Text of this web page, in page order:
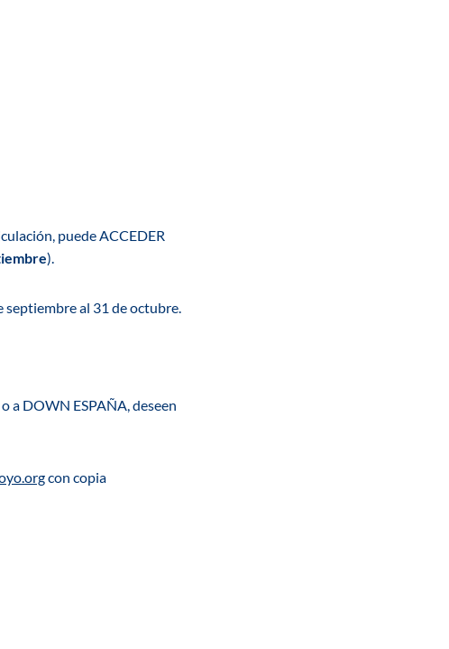
puedeACCEDER
).
septiembre al 31 de octubre.
a DOWN ESPAÑA, deseen
con copia